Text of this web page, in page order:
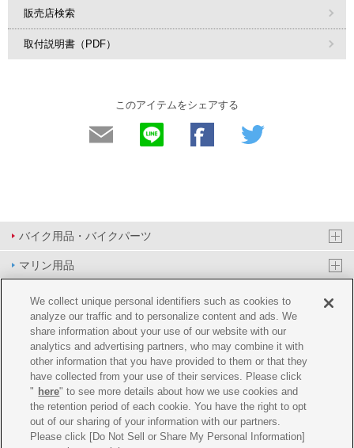
販売店検索
取付説明書（PDF）
このアイテムをシェアする
バイク用品・バイクパーツ
マリン用品
PAS/YPJ用品
その他用品
イベント&エンターテイメント
オンラインショップ
企業情報
ご利用規約 推薦環境 プライバシーポリシー Cookie ポリシー
We collect unique personal identifiers such as cookies to
analyze our traffic and to personalize content and ads. We
share information about your use of our website with our
analytics and advertising partners, who may combine it with
other information that you have provided to them or that they
have collected from your use of their services. Please click
" here" to see more details about how we use cookies and
the retention period of each cookie. You have the right to opt
out of our sharing of your information with our partners.
Please click [Do Not Sell or Share My Personal Information]